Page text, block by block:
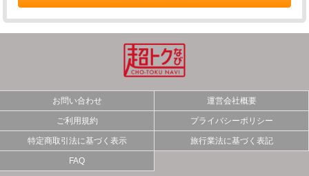
お問い合わせ 運営会社概要
ご利用規約 プライバシーポリシー
特定商取引法に基づく表示 旅行業法に基づく表記
FAQ